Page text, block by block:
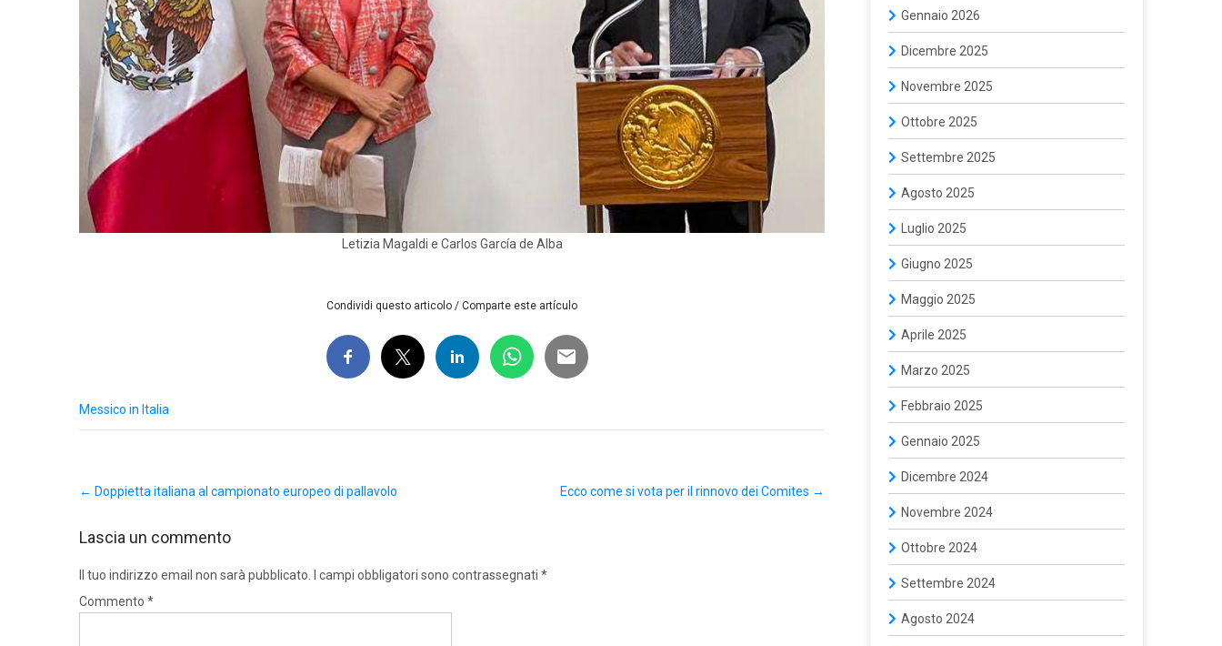
Letizia Magaldi e Carlos García de Alba
Condividi questo articolo / Comparte este artículo
Messico in Italia
navigation
← Doppietta italiana al campionato europeo di pallavolo Ecco come si vota per il rinnovo dei Comites →
Lascia un commento
Il tuo indirizzo email non sarà pubblicato. I campi obbligatori sono contrassegnati *
Commento *
Gennaio 2026
Dicembre 2025
Novembre 2025
Ottobre 2025
Settembre 2025
Agosto 2025
Luglio 2025
Giugno 2025
Maggio 2025
Aprile 2025
Marzo 2025
Febbraio 2025
Gennaio 2025
Dicembre 2024
Novembre 2024
Ottobre 2024
Settembre 2024
Agosto 2024